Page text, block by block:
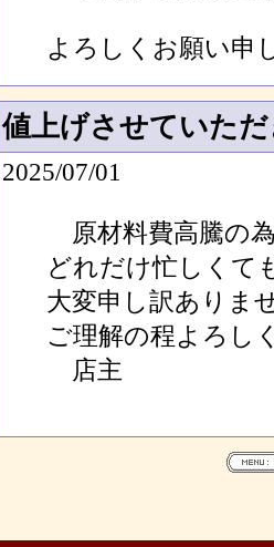
よろしくお願い申
値上げさせていた
2025/07/01
原材料費高騰の
どれだけ忙しくて
大変申し訳ありま
ご理解の程よろし
店主